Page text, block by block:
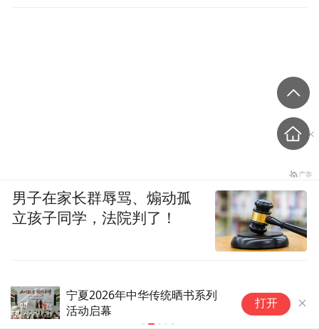
宁夏2026年中华传统晒书系列
活动启幕
打开
男子在家长群辱骂、煽动孤
立孩子同学，法院判了！